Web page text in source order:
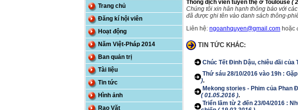
Trang chủ
Đăng kí hội viên
Hoạt động
Năm Việt-Pháp 2014
Ban quản trị
Tài liệu
Tin tức
Hình ảnh
Rao Vặt
Thông dịch viên tuyên thệ ở Toulouse (
Chúng tôi xin hân hạnh thông báo với
đã được ghi tên vào danh sách thông-
Liên hệ: ngoanhquyen@gmail.com hoặc
TIN TỨC KHÁC:
Chúc Tết Đinh Dậu, chiêu đãi của
Thứ sáu 28/10/2016 vào 19h :
).
Mekong stories - Phim của Phan
( 01.05.2016 ).
Triển lãm từ 2 đến 23/04/2016 :